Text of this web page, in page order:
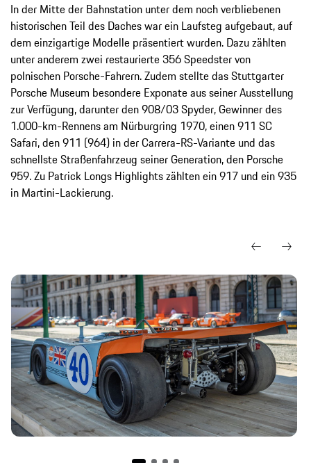
In der Mitte der Bahnstation unter dem noch verbliebenen
historischen Teil des Daches war ein Laufsteg aufgebaut, auf
dem einzigartige Modelle präsentiert wurden. Dazu zählten
unter anderem zwei restaurierte 356 Speedster von
polnischen Porsche-Fahrern. Zudem stellte das Stuttgarter
Porsche Museum besondere Exponate aus seiner Ausstellung
zur Verfügung, darunter den 908/03 Spyder, Gewinner des
1.000-km-Rennens am Nürburgring 1970, einen 911 SC
Safari, den 911 (964) in der Carrera-RS-Variante und das
schnellste Straßenfahrzeug seiner Generation, den Porsche
959. Zu Patrick Longs Highlights zählten ein 917 und ein 935
in Martini-Lackierung.